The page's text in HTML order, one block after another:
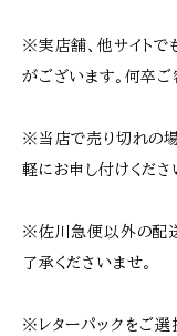
※実店舗、他サイトで
がございます。何卒ご
※当店で売り切れの
軽にお申し付けくださ
※佐川急便以外の配
了承くださいませ。
※レターパックをご